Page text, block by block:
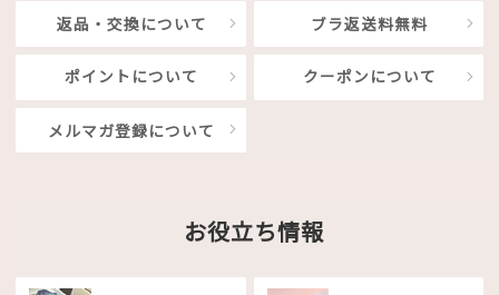
返品・交換について ブラ返送料無料
ポイントについて クーポンについて
メルマガ登録について
お役立ち情報